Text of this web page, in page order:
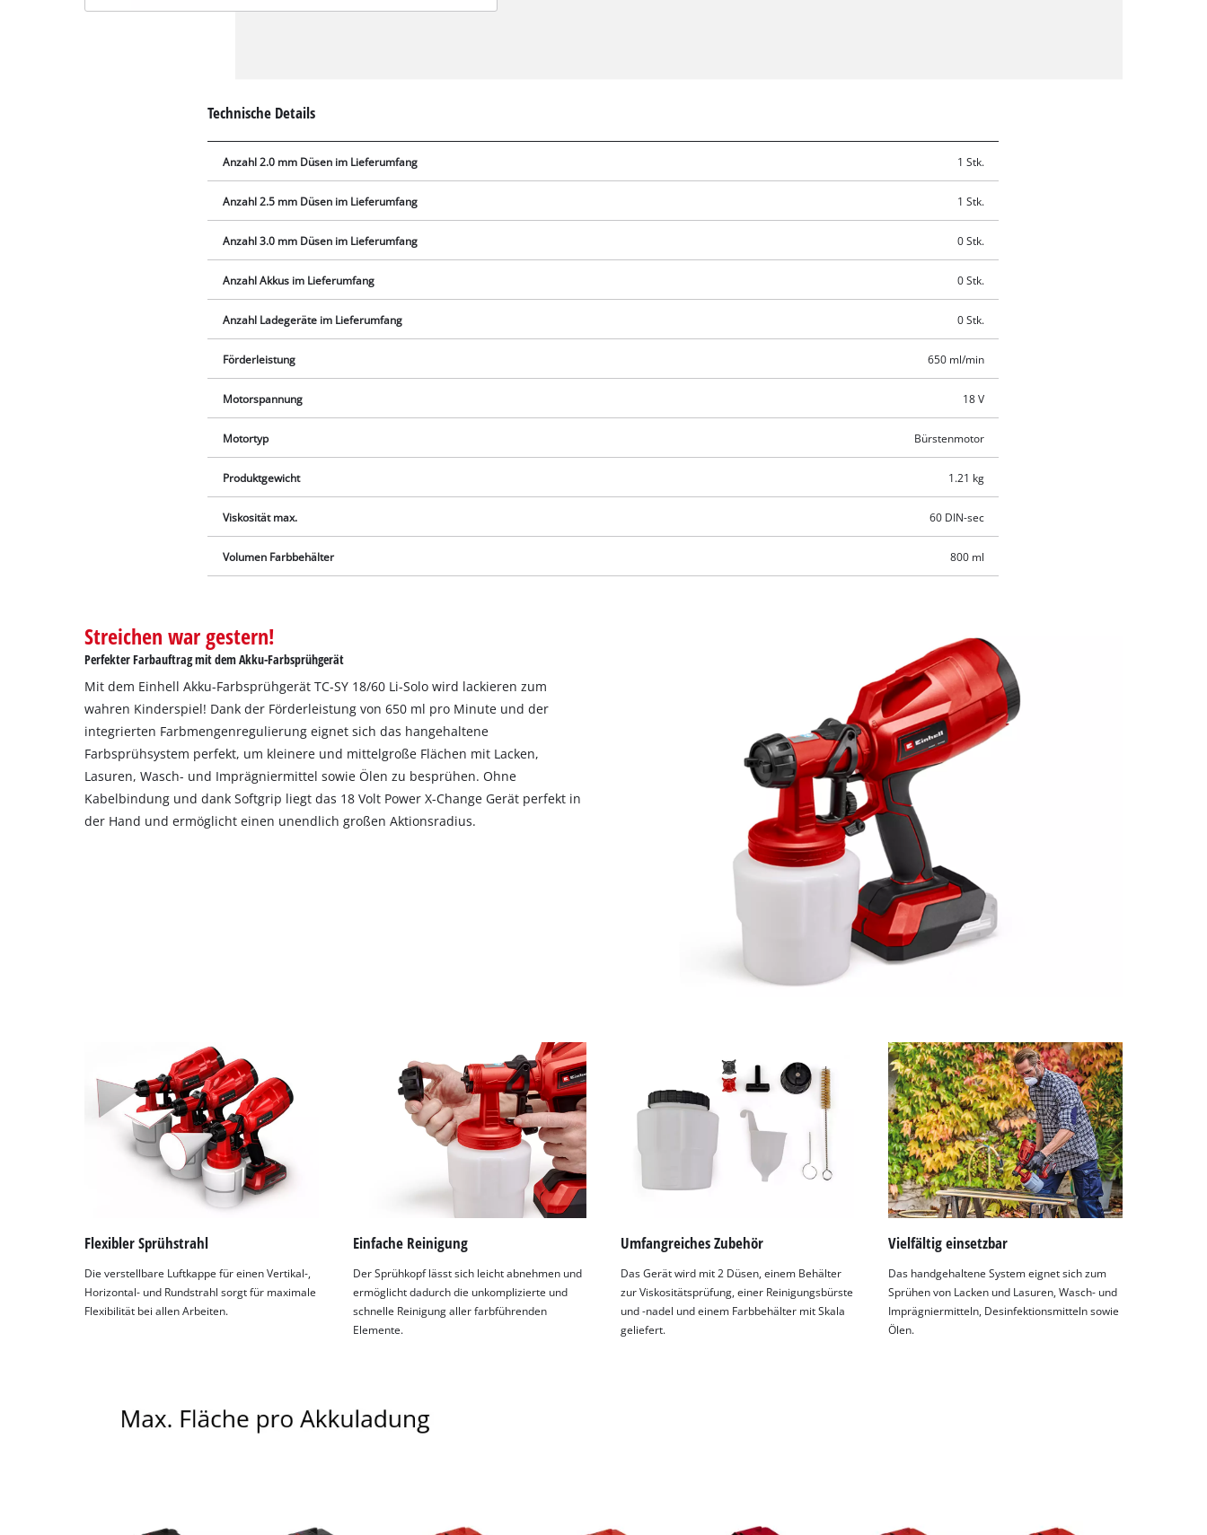
Google Maps laden zu können!
This content is not permitted to load due
visitor. The website owner needs to setup
Management Platform
Technische Details
Anzahl 2.0 mm Düsen im Lieferumfang 1 Stk.
Anzahl 2.5 mm Düsen im Lieferumfang 1 Stk.
Anzahl 3.0 mm Düsen im Lieferumfang 0 Stk.
Anzahl Akkus im Lieferumfang 0 Stk.
Anzahl Ladegeräte im Lieferumfang 0 Stk.
Förderleistung 650 ml/min
Motorspannung 18 V
Motortyp Bürstenmotor
Produktgewicht 1.21 kg
Viskosität max. 60 DIN-sec
Volumen Farbbehälter 800 ml
Streichen war gestern!
Perfekter Farbauftrag mit dem Akku-Farbsprühgerät
Mit dem Einhell Akku-Farbsprühgerät TC-SY 18/60 Li-Solo wird lackieren zum
wahren Kinderspiel! Dank der Förderleistung von 650 ml pro Minute und der
integrierten Farbmengenregulierung eignet sich das hangehaltene
Farbsprühsystem perfekt, um kleinere und mittelgroße Flächen mit Lacken,
Lasuren, Wasch- und Imprägniermittel sowie Ölen zu besprühen. Ohne
Kabelbindung und dank Softgrip liegt das 18 Volt Power X-Change Gerät perfekt in
der Hand und ermöglicht einen unendlich großen Aktionsradius.
Flexibler Sprühstrahl
Die verstellbare Luftkappe für einen Vertikal-,
Horizontal- und Rundstrahl sorgt für maximale
Flexibilität bei allen Arbeiten.
Einfache Reinigung
Der Sprühkopf lässt sich leicht abnehmen und
ermöglicht dadurch die unkomplizierte und
schnelle Reinigung aller farbführenden
Elemente.
Umfangreiches Zubehör
Das Gerät wird mit 2 Düsen, einem Behälter
zur Viskositätsprüfung, einer Reinigungsbürste
und -nadel und einem Farbbehälter mit Skala
geliefert.
Vielfältig einsetzbar
Das handgehaltene System eignet sich zum
Sprühen von Lacken und Lasuren, Wasch- und
Imprägniermitteln, Desinfektionsmitteln sowie
Ölen.